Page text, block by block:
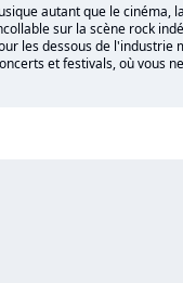
autant que le cinéma,
sur la scène rock
les dessous de l'industrie
et festivals, où vous